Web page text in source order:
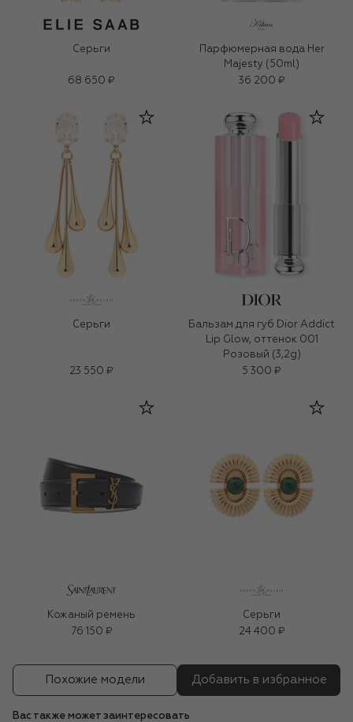
Серьги
68 650 ₽
Парфюмерная вода Her
Majesty (50ml)
36 200 ₽
Серьги
23 550 ₽
Бальзам для губ Dior Addict
Lip Glow, оттенок 001
Розовый (3,2g)
5 300 ₽
Кожаный ремень
76 150 ₽
Серьги
24 400 ₽
Похожие модели Добавить в избранное
Вас также может заинтересовать